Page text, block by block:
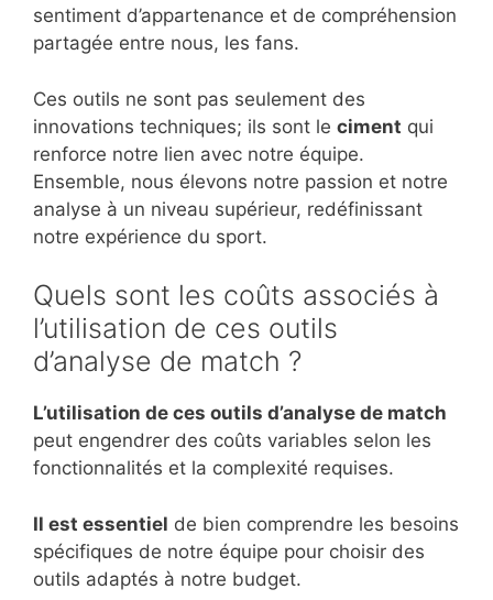
sentiment d’appartenance et de compréhension
partagée entre nous, les fans.
Ces outils ne sont pas seulement des
innovations techniques; ils sont le ciment qui
renforce notre lien avec notre équipe.
Ensemble, nous élevons notre passion et notre
analyse à un niveau supérieur, redéfinissant
notre expérience du sport.
Quels sont les coûts associés à
l’utilisation de ces outils
d’analyse de match ?
L’utilisation de ces outils d’analyse de match
peut engendrer des coûts variables selon les
fonctionnalités et la complexité requises.
Il est essentiel de bien comprendre les besoins
spécifiques de notre équipe pour choisir des
outils adaptés à notre budget.